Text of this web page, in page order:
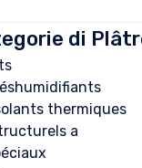
di
thermiques
a